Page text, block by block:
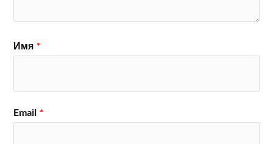
Имя *
Email *